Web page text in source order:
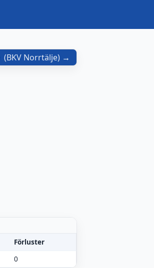
(BKV Norrtälje)
Förluster
0